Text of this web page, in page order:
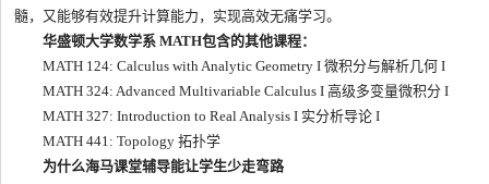
髓，又能够有效提升计算能力，实现高效无痛学习。
华盛顿大学数学系 MATH包含的其他课程：
MATH 124: Calculus with Analytic Geometry I 微积分与解析几何 I
MATH 324: Advanced Multivariable Calculus I 高级多变量微积分 I
MATH 327: Introduction to Real Analysis I 实分析导论 I
MATH 441: Topology 拓扑学
为什么海马课堂辅导能让学生少走弯路